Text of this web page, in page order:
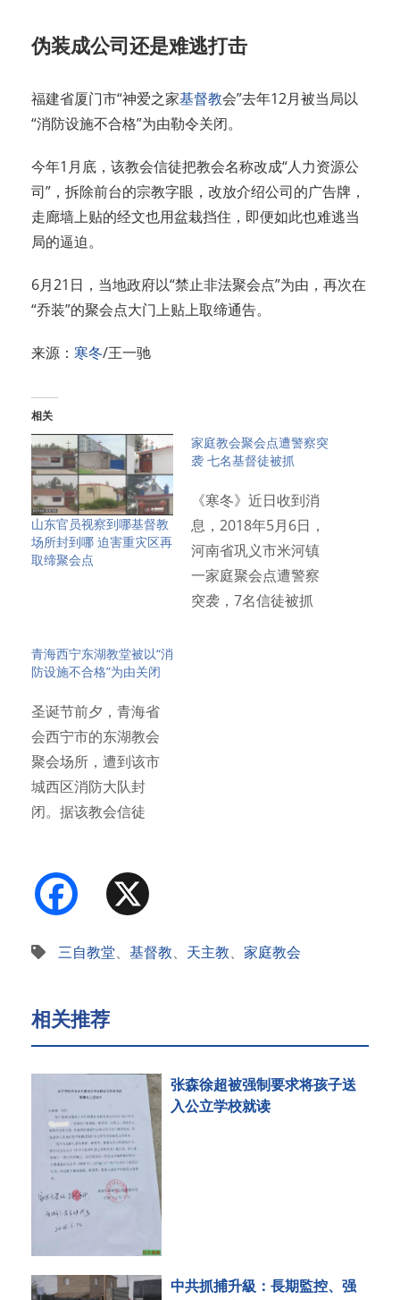
伪装成公司还是难逃打击
福建省厦门市“神爱之家基督教会”去年12月被当局以
“消防设施不合格”为由勒令关闭。
今年1月底，该教会信徒把教会名称改成“人力资源公
司”，拆除前台的宗教字眼，改放介绍公司的广告牌，
走廊墙上贴的经文也用盆栽挡住，即便如此也难逃当
局的逼迫。
6月21日，当地政府以“禁止非法聚会点”为由，再次在
“乔装”的聚会点大门上贴上取缔通告。
来源： 寒冬/王一驰
相关
山东官员视察到哪基督教
场所封到哪 迫害重灾区再
取缔聚会点
家庭教会聚会点遭警察突
袭 七名基督徒被抓
《寒冬》近日收到消
息，2018年5月6日，
河南省巩义市米河镇
一家庭聚会点遭警察
突袭，7名信徒被抓
青海西宁东湖教堂被以“消
防设施不合格”为由关闭
圣诞节前夕，青海省
会西宁市的东湖教会
聚会场所，遭到该市
城西区消防大队封
闭。据该教会信徒
Facebook
三自教堂、 基督教、 天主教、 家庭教会
相关推荐
张森徐超被强制要求将孩子送
入公立学校就读
中共抓捕升級：長期監控、强